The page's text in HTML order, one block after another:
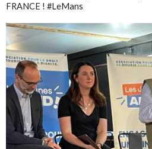
FRANCE ! #LeMans